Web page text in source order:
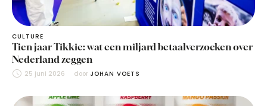
CULTURE
Tien jaar Tikkie: wat een miljard betaalverzoeken over
Nederland zeggen
25 juni 2026 door JOHAN VOETS